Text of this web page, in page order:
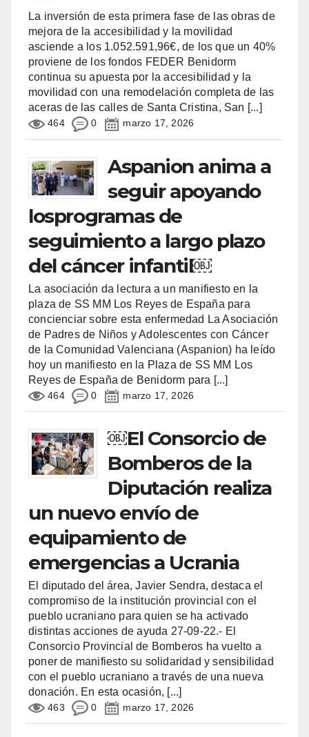
La inversión de esta primera fase de las obras de
mejora de la accesibilidad y la movilidad
asciende a los 1.052.591,96€, de los que un 40%
proviene de los fondos FEDER Benidorm
continua su apuesta por la accesibilidad y la
movilidad con una remodelación completa de las
aceras de las calles de Santa Cristina, San [...]
464 0 marzo 17, 2026
Aspanion anima a
seguir apoyando
losprogramas de
seguimiento a largo plazo
del cáncer infantil￼
La asociación da lectura a un manifiesto en la
plaza de SS MM Los Reyes de España para
concienciar sobre esta enfermedad La Asociación
de Padres de Niños y Adolescentes con Cáncer
de la Comunidad Valenciana (Aspanion) ha leído
hoy un manifiesto en la Plaza de SS MM Los
Reyes de España de Benidorm para [...]
464 0 marzo 17, 2026
￼El Consorcio de
Bomberos de la
Diputación realiza
un nuevo envío de
equipamiento de
emergencias a Ucrania
El diputado del área, Javier Sendra, destaca el
compromiso de la institución provincial con el
pueblo ucraniano para quien se ha activado
distintas acciones de ayuda 27-09-22.- El
Consorcio Provincial de Bomberos ha vuelto a
poner de manifiesto su solidaridad y sensibilidad
con el pueblo ucraniano a través de una nueva
donación. En esta ocasión, [...]
463 0 marzo 17, 2026